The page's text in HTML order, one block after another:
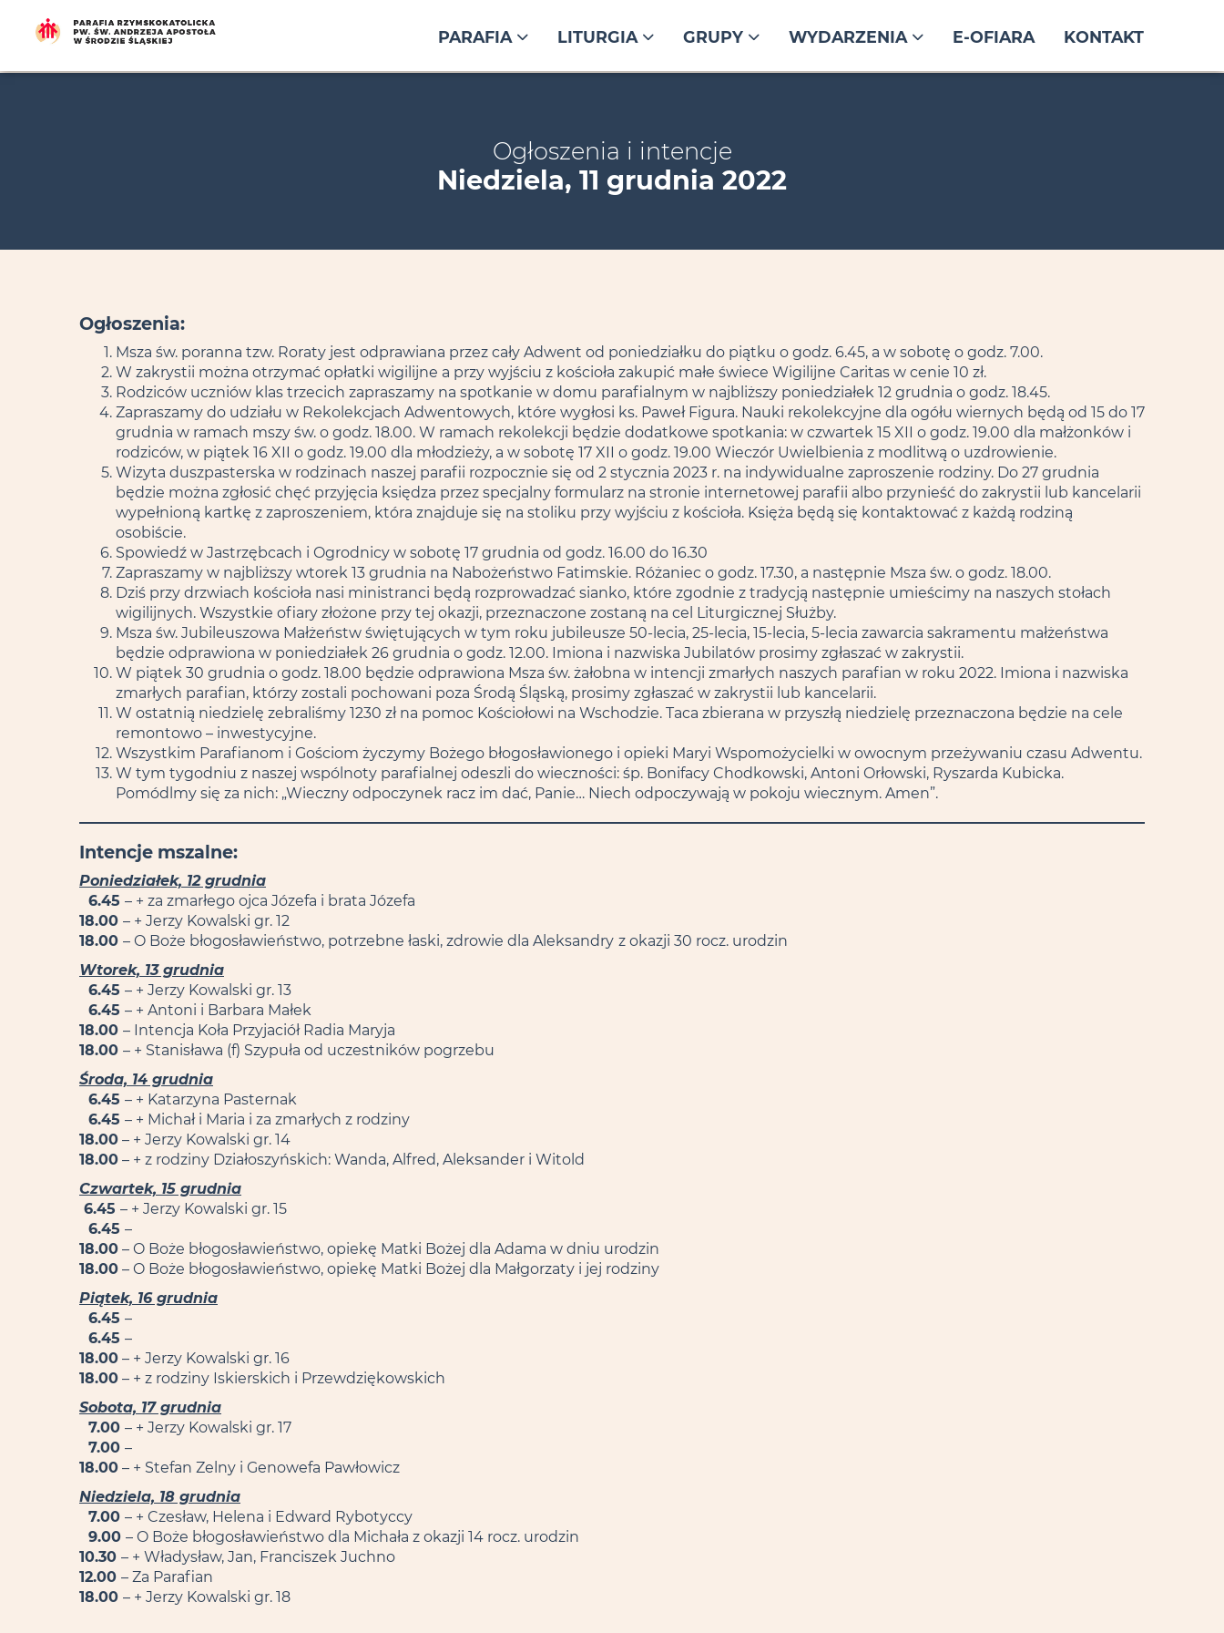
PARAFIA LITURGIA GRUPY WYDARZENIA E-OFIARA KONTAKT
Ogłoszenia i intencje
Niedziela, 11 grudnia 2022
Ogłoszenia:
Msza św. poranna tzw. Roraty jest odprawiana przez cały Adwent od poniedziałku do piątku o godz. 6.45, a w sobotę o godz. 7.00.
W zakrystii można otrzymać opłatki wigilijne a przy wyjściu z kościoła zakupić małe świece Wigilijne Caritas w cenie 10 zł.
Rodziców uczniów klas trzecich zapraszamy na spotkanie w domu parafialnym w najbliższy poniedziałek 12 grudnia o godz. 18.45.
Zapraszamy do udziału w Rekolekcjach Adwentowych, które wygłosi ks. Paweł Figura. Nauki rekolekcyjne dla ogółu wiernych będą od 15 do 17
grudnia w ramach mszy św. o godz. 18.00. W ramach rekolekcji będzie dodatkowe spotkania: w czwartek 15 XII o godz. 19.00 dla małżonków i
rodziców, w piątek 16 XII o godz. 19.00 dla młodzieży, a w sobotę 17 XII o godz. 19.00 Wieczór Uwielbienia z modlitwą o uzdrowienie.
Wizyta duszpasterska w rodzinach naszej parafii rozpocznie się od 2 stycznia 2023 r. na indywidualne zaproszenie rodziny. Do 27 grudnia
będzie można zgłosić chęć przyjęcia księdza przez specjalny formularz na stronie internetowej parafii albo przynieść do zakrystii lub kancelarii
wypełnioną kartkę z zaproszeniem, która znajduje się na stoliku przy wyjściu z kościoła. Księża będą się kontaktować z każdą rodziną
osobiście.
Spowiedź w Jastrzębcach i Ogrodnicy w sobotę 17 grudnia od godz. 16.00 do 16.30
Zapraszamy w najbliższy wtorek 13 grudnia na Nabożeństwo Fatimskie. Różaniec o godz. 17.30, a następnie Msza św. o godz. 18.00.
Dziś przy drzwiach kościoła nasi ministranci będą rozprowadzać sianko, które zgodnie z tradycją następnie umieścimy na naszych stołach
wigilijnych. Wszystkie ofiary złożone przy tej okazji, przeznaczone zostaną na cel Liturgicznej Służby.
Msza św. Jubileuszowa Małżeństw świętujących w tym roku jubileusze 50-lecia, 25-lecia, 15-lecia, 5-lecia zawarcia sakramentu małżeństwa
będzie odprawiona w poniedziałek 26 grudnia o godz. 12.00. Imiona i nazwiska Jubilatów prosimy zgłaszać w zakrystii.
W piątek 30 grudnia o godz. 18.00 będzie odprawiona Msza św. żałobna w intencji zmarłych naszych parafian w roku 2022. Imiona i nazwiska
zmarłych parafian, którzy zostali pochowani poza Środą Śląską, prosimy zgłaszać w zakrystii lub kancelarii.
W ostatnią niedzielę zebraliśmy 1230 zł na pomoc Kościołowi na Wschodzie. Taca zbierana w przyszłą niedzielę przeznaczona będzie na cele
remontowo – inwestycyjne.
Wszystkim Parafianom i Gościom życzymy Bożego błogosławionego i opieki Maryi Wspomożycielki w owocnym przeżywaniu czasu Adwentu.
W tym tygodniu z naszej wspólnoty parafialnej odeszli do wieczności: śp. Bonifacy Chodkowski, Antoni Orłowski, Ryszarda Kubicka.
Pomódlmy się za nich: „Wieczny odpoczynek racz im dać, Panie… Niech odpoczywają w pokoju wiecznym. Amen”.
Intencje mszalne:
Poniedziałek, 12 grudnia
6.45 – + za zmarłego ojca Józefa i brata Józefa
18.00 – + Jerzy Kowalski gr. 12
18.00 – O Boże błogosławieństwo, potrzebne łaski, zdrowie dla Aleksandry z okazji 30 rocz. urodzin
Wtorek, 13 grudnia
6.45 – + Jerzy Kowalski gr. 13
6.45 – + Antoni i Barbara Małek
18.00 – Intencja Koła Przyjaciół Radia Maryja
18.00 – + Stanisława (f) Szypuła od uczestników pogrzebu
Środa, 14 grudnia
6.45 – + Katarzyna Pasternak
6.45 – + Michał i Maria i za zmarłych z rodziny
18.00 – + Jerzy Kowalski gr. 14
18.00 – + z rodziny Działoszyńskich: Wanda, Alfred, Aleksander i Witold
Czwartek, 15 grudnia
6.45 – + Jerzy Kowalski gr. 15
6.45 –
18.00 – O Boże błogosławieństwo, opiekę Matki Bożej dla Adama w dniu urodzin
18.00 – O Boże błogosławieństwo, opiekę Matki Bożej dla Małgorzaty i jej rodziny
Piątek, 16 grudnia
6.45 –
6.45 –
18.00 – + Jerzy Kowalski gr. 16
18.00 – + z rodziny Iskierskich i Przewdziękowskich
Sobota, 17 grudnia
7.00 – + Jerzy Kowalski gr. 17
7.00 –
18.00 – + Stefan Zelny i Genowefa Pawłowicz
Niedziela, 18 grudnia
7.00 – + Czesław, Helena i Edward Rybotyccy
9.00 – O Boże błogosławieństwo dla Michała z okazji 14 rocz. urodzin
10.30 – + Władysław, Jan, Franciszek Juchno
12.00 – Za Parafian
18.00 – + Jerzy Kowalski gr. 18